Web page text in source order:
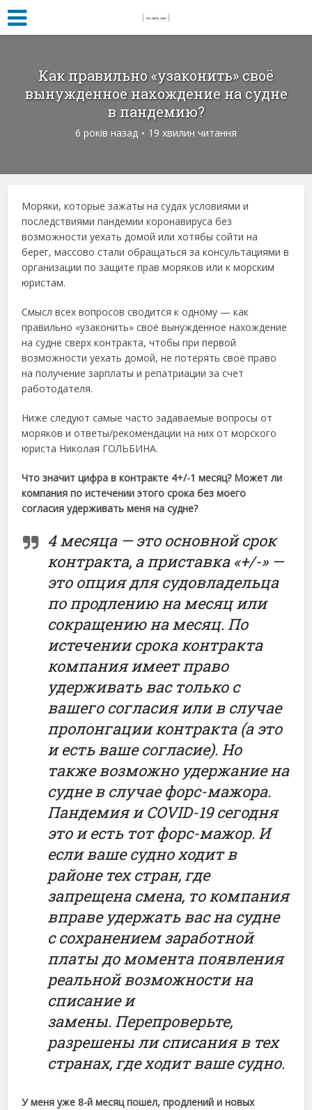
Как правильно «узаконить» своё
вынужденное нахождение на судне
в пандемию?
6 років назад 19 хвилин читання
Моряки, которые зажаты на судах условиями и
последствиями пандемии коронавируса без
возможности уехать домой или хотябы сойти на
берег, массово стали обращаться за консультациями в
организации по защите прав моряков или к морским
юристам.
Смысл всех вопросов сводится к одному — как
правильно «узаконить» своё вынужденное нахождение
на судне сверх контракта, чтобы при первой
возможности уехать домой, не потерять своё право
на получение зарплаты и репатриации за счет
работодателя.
Ниже следуют самые часто задаваемые вопросы от
моряков и ответы/рекомендации на них от морского
юриста Николая ГОЛЬБИНА.
Что значит цифра в контракте 4+/-1 месяц? Может ли
компания по истечении этого срока без моего
согласия удерживать меня на судне?
4 месяца — это основной срок
контракта, а приставка «+/-» —
это опция для судовладельца
по продлению на месяц или
сокращению на месяц. По
истечении срока контракта
компания имеет право
удерживать вас только с
вашего согласия или в случае
пролонгации контракта (а это
и есть ваше согласие). Но
также возможно удержание на
судне в случае форс-мажора.
Пандемия и COVID-19 сегодня
это и есть тот форс-мажор. И
если ваше судно ходит в
районе тех стран, где
запрещена смена, то компания
вправе удержать вас на судне
с сохранением заработной
платы до момента появления
реальной возможности на
списание и
замены. Перепроверьте,
разрешены ли списания в тех
странах, где ходит ваше судно.
У меня уже 8-й месяц пошел, продлений и новых